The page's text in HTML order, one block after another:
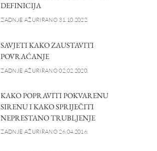
DEFINICIJA
ZADNJE AŽURIRANO 31.10.2022.
SAVJETI KAKO ZAUSTAVITI
POVRAĆANJE
ZADNJE AŽURIRANO 02.02.2020.
KAKO POPRAVITI POKVARENU
SIRENU I KAKO SPRIJEČITI
NEPRESTANO TRUBLJENJE
ZADNJE AŽURIRANO 26.04.2016.